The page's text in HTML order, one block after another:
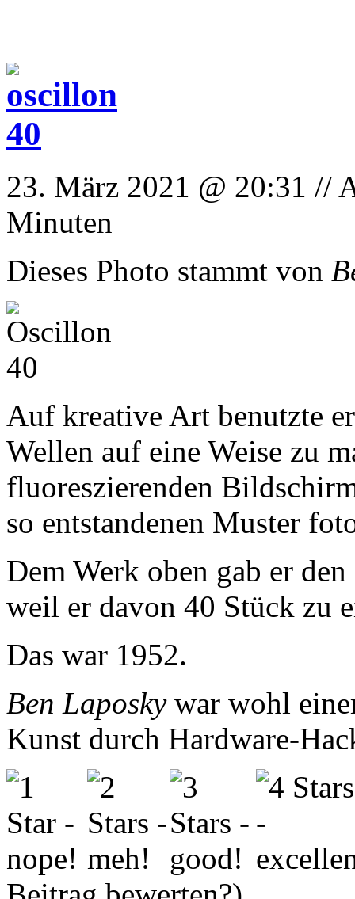
23. März 2021 @ 20:31 //
Minuten
Dieses Photo stammt von
Auf kreative Art benutzte
Wellen auf eine Weise zu
fluoreszierenden
so entstandenen Muster
Dem Werk oben gab er
weil er davon 40 Stück zu
Das war 1952.
Ben Laposkywar wohl
Kunst durch Hardware-